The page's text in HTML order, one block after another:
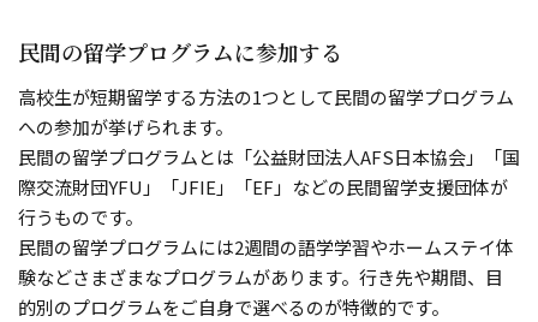
民間の留学プログラムに参加する
高校生が短期留学する方法の1つとして民間の留学プログラム
への参加が挙げられます。
民間の留学プログラムとは「公益財団法人AFS日本協会」「国
際交流財団YFU」「JFIE」「EF」などの民間留学支援団体が
行うものです。
民間の留学プログラムには2週間の語学学習やホームステイ体
験などさまざまなプログラムがあります。行き先や期間、目
的別のプログラムをご自身で選べるのが特徴的です。